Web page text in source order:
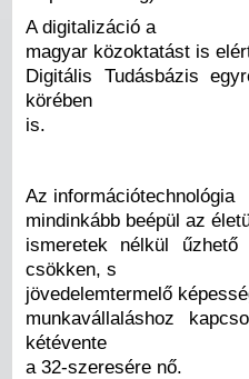
A digitalizáció a
magyar közoktatást is
Digitális Tudásbázis
körében
is.
Az információtechnológia
mindinkább beépül az
ismeretek nélkül
csökken, s
jövedelemtermelő
munkavállaláshoz
kétévente
a 32-szeresére nő.